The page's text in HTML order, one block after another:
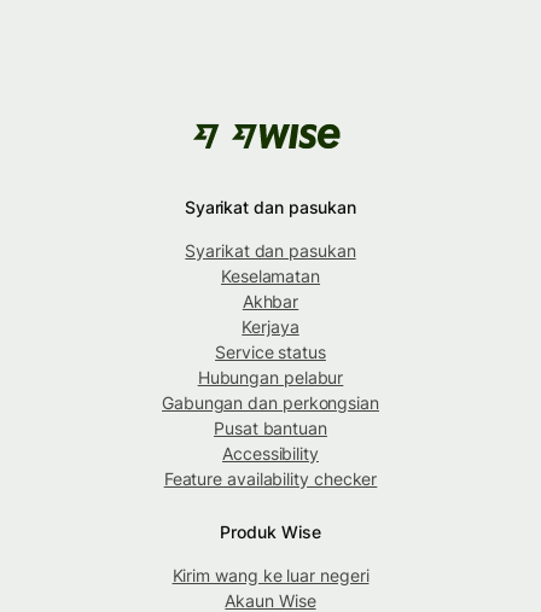
Syarikat dan pasukan
Syarikat dan pasukan
Keselamatan
Akhbar
Kerjaya
Service status
Hubungan pelabur
Gabungan dan perkongsian
Pusat bantuan
Accessibility
Feature availability checker
Produk Wise
Kirim wang ke luar negeri
Akaun Wise